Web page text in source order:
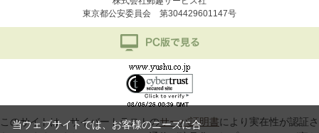
東京都公安委員会 第304429601147号
このサイトは、サイバートラストのサーバ証明書により実在性が認証さ
当ウェブサイトでは、お客様のニーズに合